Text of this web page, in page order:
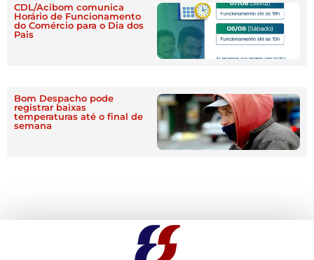
CDL/Acibom comunica
Horário de Funcionamento
do Comércio para o Dia dos
Pais
Bom Despacho pode
registrar baixas
temperaturas até o final de
semana